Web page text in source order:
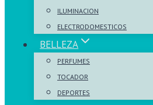
ILUMINACION
ELECTRODOMESTICOS
BELLEZA
PERFUMES
TOCADOR
DEPORTES